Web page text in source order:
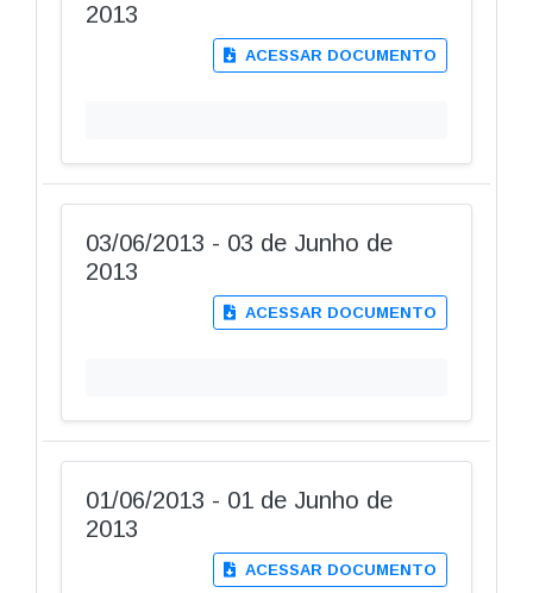
2013
ACESSAR DOCUMENTO
03/06/2013 - 03 de Junho de
2013
ACESSAR DOCUMENTO
01/06/2013 - 01 de Junho de
2013
ACESSAR DOCUMENTO